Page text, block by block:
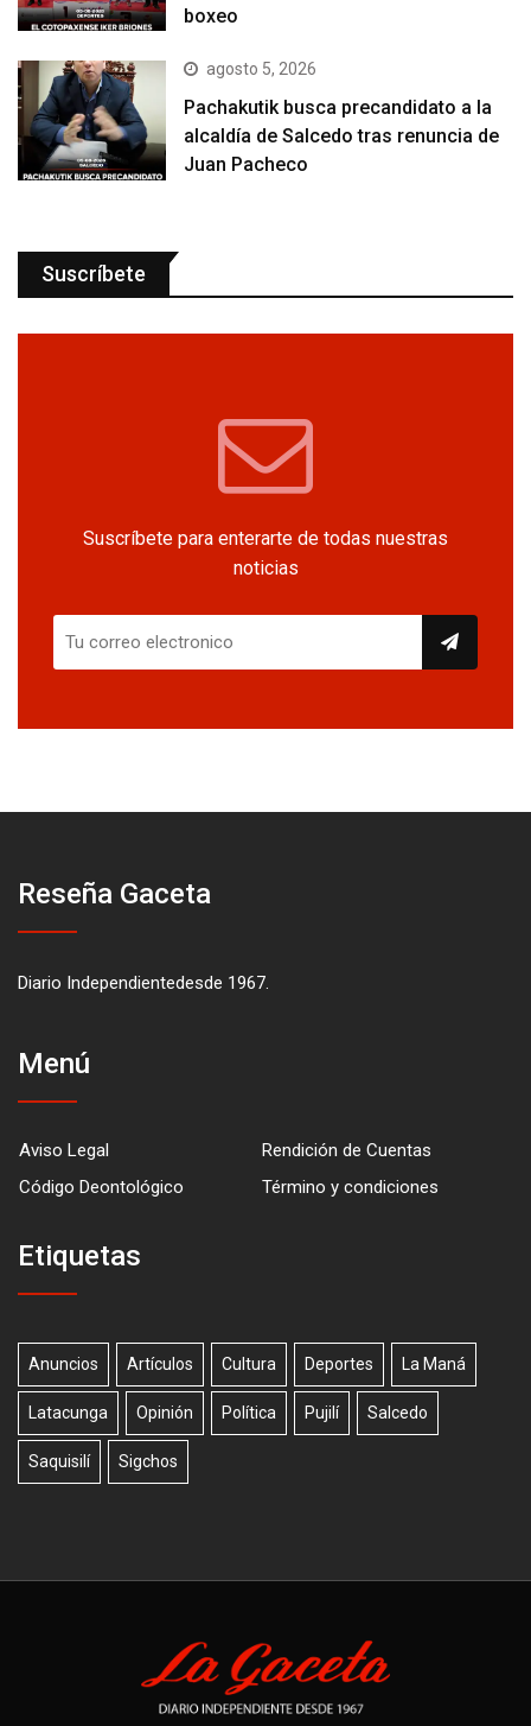
boxeo
agosto 5, 2026
Pachakutik busca precandidato a la
alcaldía de Salcedo tras renuncia de
Juan Pacheco
Suscríbete
Suscríbete para enterarte de todas nuestras
noticias
Reseña Gaceta
Diario Independientedesde 1967.
Menú
Aviso Legal
Rendición de Cuentas
Código Deontológico
Término y condiciones
Etiquetas
Anuncios Artículos Cultura Deportes La Maná
Latacunga Opinión Política Pujilí Salcedo
Saquisilí Sigchos